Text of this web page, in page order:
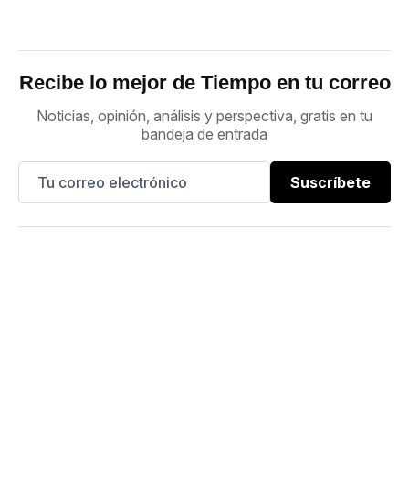
Recibe lo mejor de Tiempo en tu correo
Noticias, opinión, análisis y perspectiva, gratis en tu
bandeja de entrada
Suscríbete